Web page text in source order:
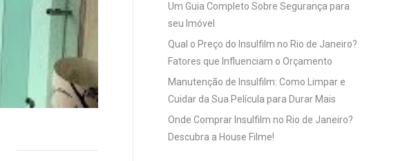
Um Guia Completo Sobre Segurança para
seu Imóvel
Qual o Preço do Insulfilm no Rio de Janeiro?
Fatores que Influenciam o Orçamento
Manutenção de Insulfilm: Como Limpar e
Cuidar da Sua Película para Durar Mais
Onde Comprar Insulfilm no Rio de Janeiro?
Descubra a House Filme!